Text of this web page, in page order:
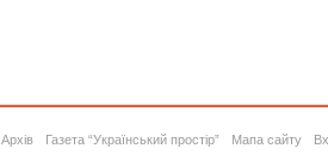
Архів Газета “Український простір” Мапа сайту